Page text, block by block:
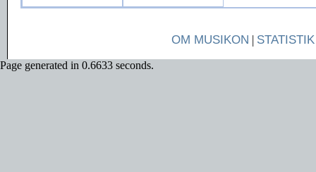
OM MUSIKON | STATISTIK
Page generated in 0.6633 seconds.